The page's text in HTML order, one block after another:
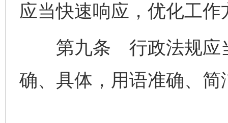
应当快速响应，优化工
第九条 行政法规应当
确、具体，用语准确、